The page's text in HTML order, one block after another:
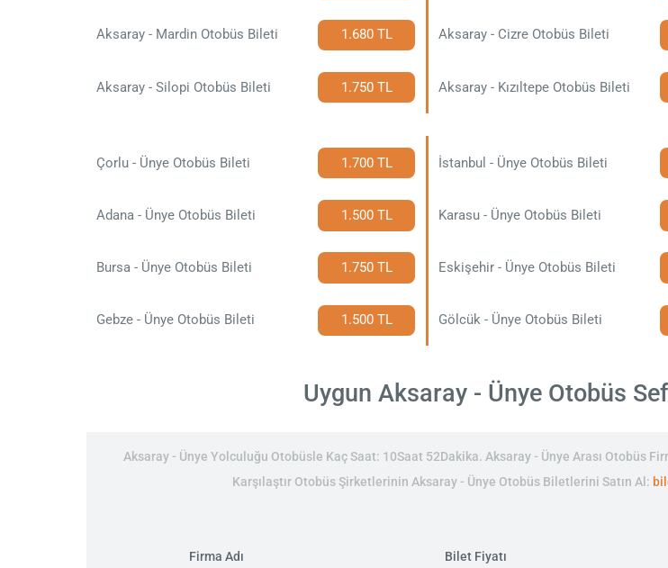
Aksaray - Mardin Otobüs Bileti 1.680 TL Aksaray - Cizre Otobüs Bileti
Aksaray - Silopi Otobüs Bileti 1.750 TL Aksaray - Kızıltepe Otobüs Bileti
Çorlu - Ünye Otobüs Bileti 1.700 TL İstanbul - Ünye Otobüs Bileti
Adana - Ünye Otobüs Bileti 1.500 TL Karasu - Ünye Otobüs Bileti
Bursa - Ünye Otobüs Bileti 1.750 TL Eskişehir - Ünye Otobüs Bileti
Gebze - Ünye Otobüs Bileti 1.500 TL Gölcük - Ünye Otobüs Bileti
Uygun Aksaray - Ünye Otobüs
Aksaray - Ünye Yolculuğu Otobüsle Kaç Saat: 10Saat 52Dakika. Aksaray - Ünye Arası Otobüs
Karşılaştır Otobüs Şirketlerinin Aksaray - Ünye Otobüs Biletlerini Satın Al:
Firma Adı Bilet Fiyatı